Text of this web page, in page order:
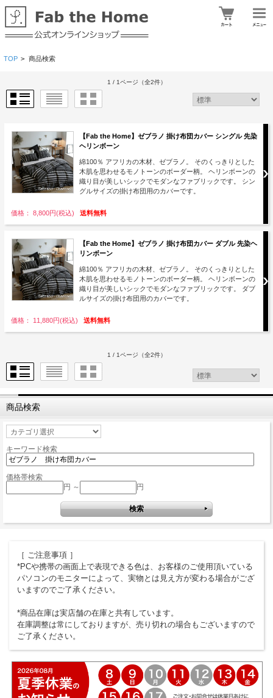
TOP > 商品検索
1 / 1ページ （全2件）
【Fab the Home】ゼブラノ 掛け布団カバー シングル 先染
ヘリンボーン
綿100％ アフリカの木材、ゼブラノ。 そのくっきりとした
木肌を思わせるモノトーンのボーダー柄。 ヘリンボーンの
織り目が美しいシックでモダンなファブリックです。 シン
グルサイズの掛け布団用のカバーです。
価格： 8,800円(税込) 送料無料
【Fab the Home】ゼブラノ 掛け布団カバー ダブル 先染ヘ
リンボーン
綿100％ アフリカの木材、ゼブラノ。 そのくっきりとした
木肌を思わせるモノトーンのボーダー柄。 ヘリンボーンの
織り目が美しいシックでモダンなファブリックです。 ダブ
ルサイズの掛け布団用のカバーです。
価格： 11,880円(税込) 送料無料
1 / 1ページ （全2件）
商品検索
キーワード検索
価格帯検索
円 ～
円
［ ご注意事項 ］
*PCや携帯の画面上で表現できる色は、お客様のご使用頂いている
パソコンのモニターによって、実物とは見え方が変わる場合がござ
いますのでご了承ください。
*商品在庫は実店舗の在庫と共有しています。
在庫調整は常にしておりますが、売り切れの場合もございますので
ご了承ください。